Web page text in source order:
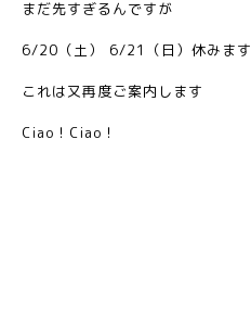
まだ先すぎるんですが
6/20（土） 6/21（日）休みます
これは又再度ご案内します
Ciao！Ciao！